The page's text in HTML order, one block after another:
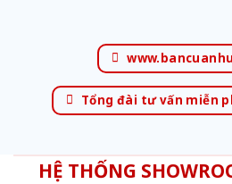
Tổng đài tư vấn miễn
HỆ THỐNG